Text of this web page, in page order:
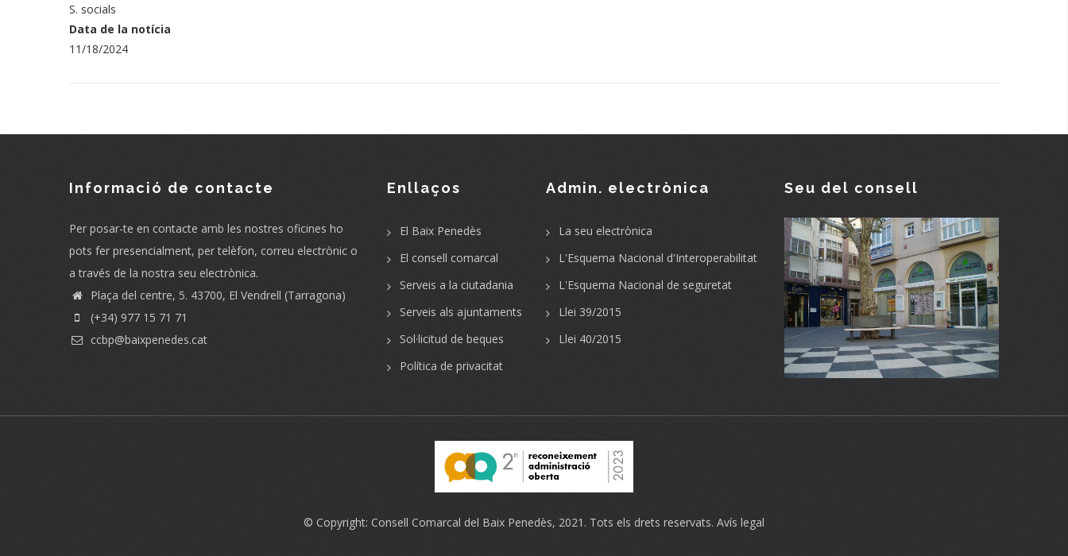
S. socials
Data de la notícia
11/18/2024
Informació de contacte
Per posar-te en contacte amb les nostres oficines ho
pots fer presencialment, per telèfon, correu electrònic o
a través de la nostra seu electrònica.
Plaça del centre, 5. 43700, El Vendrell (Tarragona)
(+34) 977 15 71 71
ccbp@baixpenedes.cat
Enllaços
El Baix Penedès
El consell comarcal
Serveis a la ciutadania
Serveis als ajuntaments
Sol·licitud de beques
Política de privacitat
Admin. electrònica
La seu electrònica
L'Esquema Nacional d'Interoperabilitat
L'Esquema Nacional de seguretat
Llei 39/2015
Llei 40/2015
Seu del consell
© Copyright: Consell Comarcal del Baix Penedès, 2021. Tots els drets reservats. Avís legal